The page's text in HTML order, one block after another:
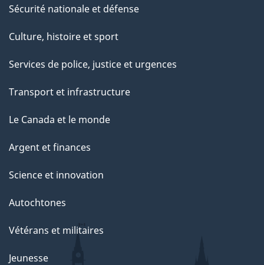
Sécurité nationale et défense
Culture, histoire et sport
Services de police, justice et urgences
Transport et infrastructure
Le Canada et le monde
Argent et finances
Science et innovation
Autochtones
Vétérans et militaires
Jeunesse